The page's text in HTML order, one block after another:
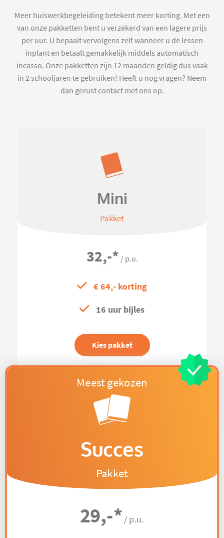
Meer huiswerkbegeleiding betekent meer korting. Met een
van onze pakketten bent u verzekerd van een lagere prijs
per uur. U bepaalt vervolgens zelf wanneer u de lessen
inplant en betaalt gemakkelijk middels automatisch
incasso. Onze pakketten zijn 12 maanden geldig dus vaak
in 2 schooljaren te gebruiken! Heeft u nog vragen? Neem
dan gerust contact met ons op.
Mini
Pakket
32,-* / p.u.
€ 64,- korting
16 uur bijles
Kies pakket
Succes
Pakket
29,-* / p.u.